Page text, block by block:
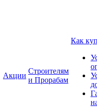
Акции
Строителям
и Прорабам
Как